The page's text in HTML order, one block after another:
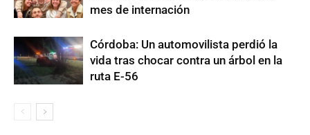
mes de internación
Córdoba: Un automovilista perdió la
vida tras chocar contra un árbol en la
ruta E-56